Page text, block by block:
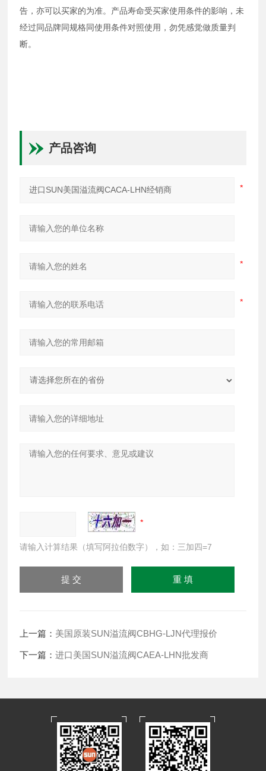
告，亦可以买家的为准。产品寿命受买家使用条件的影响，未
经过同品牌同规格同使用条件对照使用，勿凭感觉做质量判
断。
产品咨询
请输入计算结果（填写阿拉伯数字），如：三加四=7
上一篇： 美国原装SUN溢流阀CBHG-LJN代理报价
下一篇：进口美国SUN溢流阀CAEA-LHN批发商